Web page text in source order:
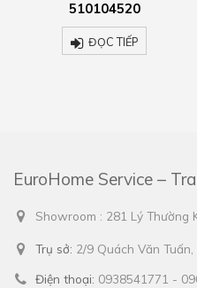
EuroHome Service –
Showroom : 281 Lý Thường
Trụ sở: 2/9 Quách Văn Tuấn,
Điện thoại: 0938541771 -